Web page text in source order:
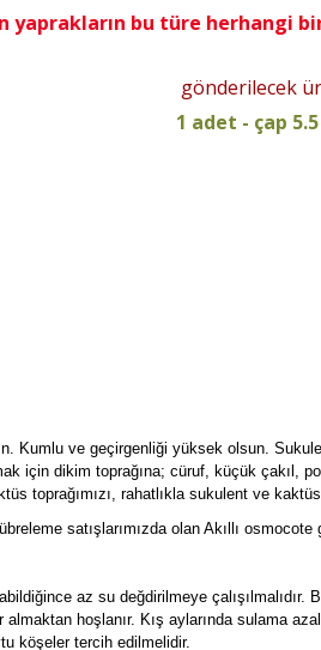
yaprakların bu türe herhangi
gönderilecek
1 adet - çap
Kumlu ve geçirgenliği yüksek olsun.
için dikim toprağına; cüruf, küçük çakıl,
toprağımızı, rahatlıkla sukulent ve
satışlarımızda olan Akıllı
az su değdirilmeye
hoşlanır. Kış aylarında sulama
köşeler tercih edilmelidir.